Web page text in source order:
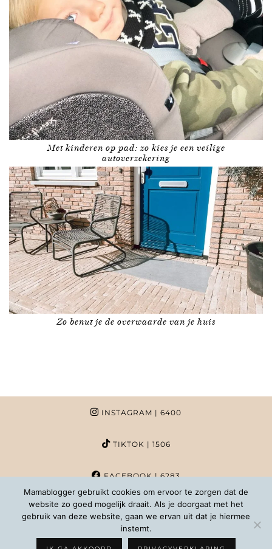
Met kinderen op pad: zo kies je een veilige
autoverzekering
Zo benut je de overwaarde van je huis
INSTAGRAM | 6400
TIKTOK | 1506
FACEBOOK| 6283
PINTEREST | 1020
Mamablogger gebruikt cookies om ervoor te zorgen dat de
website zo goed mogelijk draait. Als je doorgaat met het
gebruik van deze website, gaan we ervan uit dat je hiermee
instemt.